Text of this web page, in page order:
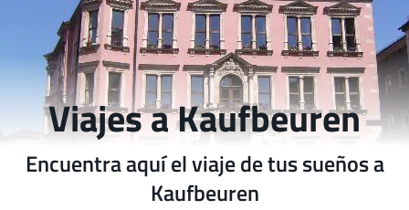
Viajes a Kaufbeuren
Encuentra aquí el viaje de tus sueños a
Kaufbeuren